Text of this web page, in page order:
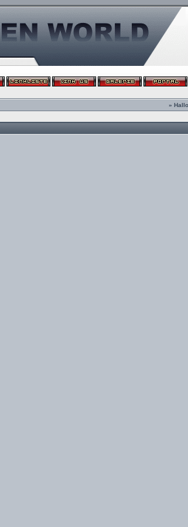
»